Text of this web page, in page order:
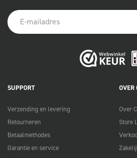
SUPPORT
Verzending en levering
Retourneren
Betaalmethodes
Garantie en service
OVER
Over
Store